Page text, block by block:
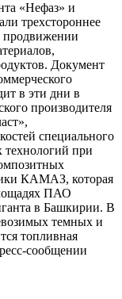
«Нефаз» и
трехстороннее
продвижении
Документ
в эти дни в
производителя
специального
при
КАМАЗ, которая
ПАО
в Башкирии. В
темных и
топливная
сообщении